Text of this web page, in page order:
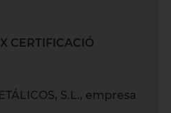
CERTIFICACIÓ
S.L., empresa